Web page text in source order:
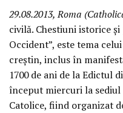
29.08.2013, Roma
civilă. Chestiuni istorice
Occident”, este tema
creştin, inclus în
1700 de ani de la Edictul
început miercuri la
Catolice, fiind organizat